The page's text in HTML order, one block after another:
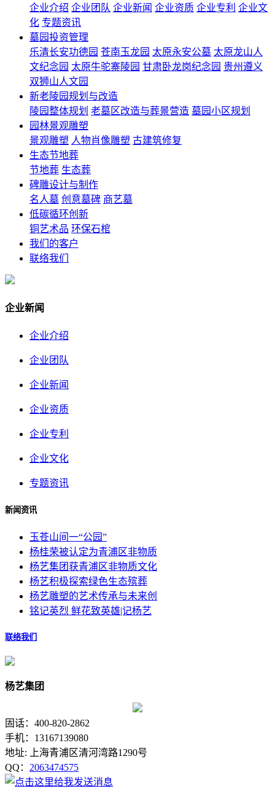
企业介绍 企业团队 企业新闻 企业资质 企业专利 企业文
化 专题资讯
墓园投资管理
乐清长安功德园 苍南玉龙园 太原永安公墓 太原龙山人
文纪念园 太原牛驼寨陵园 甘肃卧龙岗纪念园 贵州遵义
双狮山人文园
新老陵园规划与改造
陵园整体规划 老墓区改造与葬景营造 墓园小区规划
园林景观雕塑
景观雕塑 人物肖像雕塑 古建筑修复
生态节地葬
节地葬 生态葬
碑雕设计与制作
名人墓 创意墓碑 商艺墓
低碳循环创新
铜艺术品 环保石棺
我们的客户
联络我们
企业新闻
企业介绍
企业团队
企业新闻
企业资质
企业专利
企业文化
专题资讯
新闻资讯
玉苍山间一“公园”
杨桂荣被认定为青浦区非物质
杨艺集团获青浦区非物质文化
杨艺积极探索绿色生态殡葬
杨艺雕塑的艺术传承与未来创
铭记英烈 鲜花致英雄|记杨艺
联络我们
杨艺集团
固话：400-820-2862
手机：13167139080
地址: 上海青浦区清河湾路1290号
QQ： 2063474575